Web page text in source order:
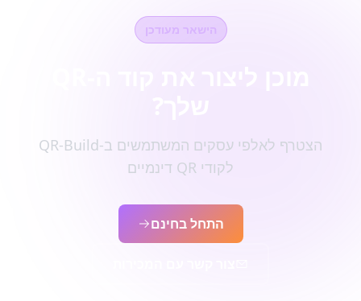
הישאר מעודכן
הצטרף לאלפי עסקים המשתמשים ב-QR-Build
לקודי QR דינמיים
התחל בחינם